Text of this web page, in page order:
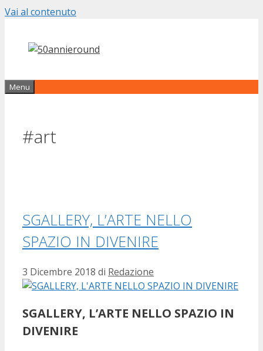
Vai al contenuto
Menu
#art
SGALLERY, L’ARTE NELLO
SPAZIO IN DIVENIRE
3 Dicembre 2018 di Redazione
SGALLERY, L’ARTE NELLO SPAZIO IN
DIVENIRE